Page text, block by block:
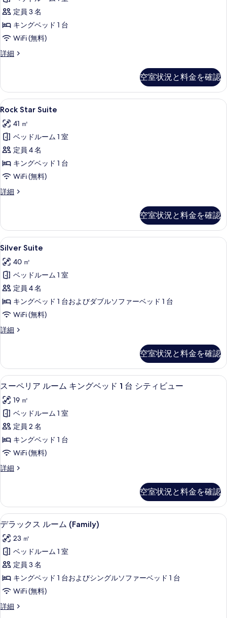
表
示
す
る
1
台
ガ
ー
ビ
ュ
ー
の
す
べ
て
の
写
を
表
示
す
る
ベ
ッ
ド
台
ン
ビ
ュ
の
詳
細
ト
テ
ラ
ス
(Gold)
す
べ
て
の
写
真
を
表
示
定員 3 名
キングベッド 1 台
WiFi (無料)
詳細
ス
テ
ラ
ス
の
詳
空室状況と料金を確認
Rock
Star
Suite
の
す
べ
て
の
を
表
示
す
る
Rock Star Suite | 羽毛の掛け布団、
13
Rock Star Suite
41 ㎡
ベッドルーム 1 室
定員 4 名
キングベッド 1 台
WiFi (無料)
詳細
Rock
詳
細
空室状況と料金を確認
Silver
Suite
の
す
べ
て
の
写
表
示
す
る
羽毛の掛け布団、ミニバー、セーフ
5
Silver Suite
40 ㎡
ベッドルーム 1 室
定員 4 名
キングベッド 1 台およびダブルソファーベッド 1 台
WiFi (無料)
詳細
Silver
細
空室状況と料金を確認
ス
ー
ペ
リ
ア
ル
ー
ム
ン
グ
ベ
ッ
ド
1
台
シ
テ
スーペリア ルーム キングベッド 1 台
5
スーペリア ルーム キングベッド 1 台 シティビュー
19 ㎡
ベッドルーム 1 室
定員 2 名
キングベッド 1 台
WiFi (無料)
詳細
ス
ア
ル
ー
キ
ン
ベ
ッ
ド
台
空室状況と料金を確認
デ
ラ
ッ
ク
ス
ル
ー
ム
デラックス ルーム (Family) | 羽毛の
7
デラックス ルーム (Family)
23 ㎡
ベッドルーム 1 室
定員 3 名
キングベッド 1 台およびシングルソファーベッド 1 台
WiFi (無料)
詳細
デ